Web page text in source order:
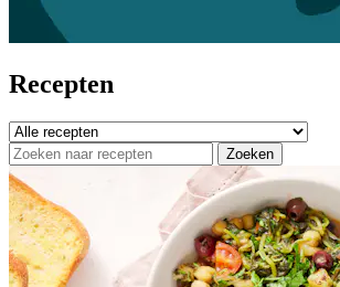
Recepten
Zoeken